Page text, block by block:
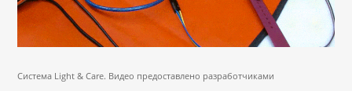
Система Light & Care. Видео предоставлено разработчиками